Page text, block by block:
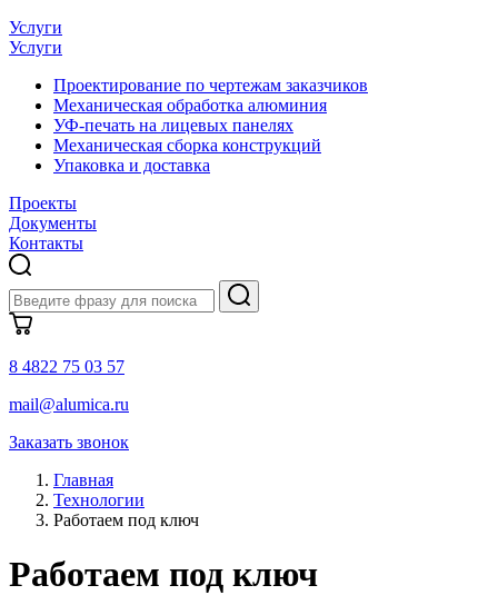
Услуги
Услуги
Проектирование по чертежам заказчиков
Механическая обработка алюминия
УФ-печать на лицевых панелях
Механическая сборка конструкций
Упаковка и доставка
Проекты
Документы
Контакты
8 4822 75 03 57
mail@alumica.ru
Заказать звонок
Главная
Технологии
Работаем под ключ
Работаем под ключ